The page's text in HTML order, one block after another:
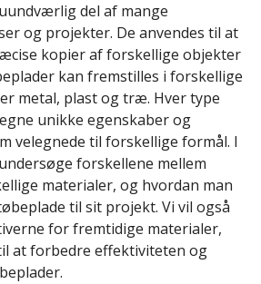
del af mange
og projekter. De anvendes til at
kopier af forskellige objekter
kan fremstilles i forskellige
metal, plast og træ. Hver type
unikke egenskaber og
velegnede til forskellige formål. I
forskellene mellem
materialer, og hvordan man
til sit projekt. Vi vil også
for fremtidige materialer,
at forbedre effektiviteten og